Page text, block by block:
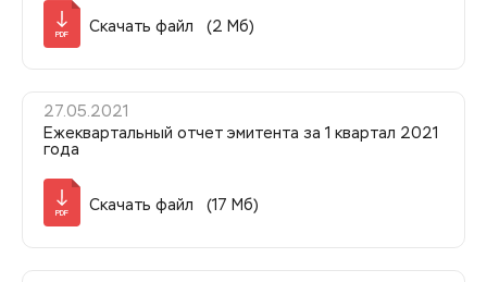
PDF
Скачать файл (2 Мб)
27.05.2021
Ежеквартальный отчет эмитента за 1 квартал 2021
года
PDF
Скачать файл (17 Мб)